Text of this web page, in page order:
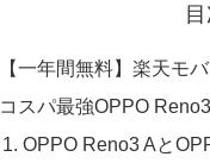
【一年間無料】楽天モ
コスパ最強OPPO
OPPO Reno3 Aと